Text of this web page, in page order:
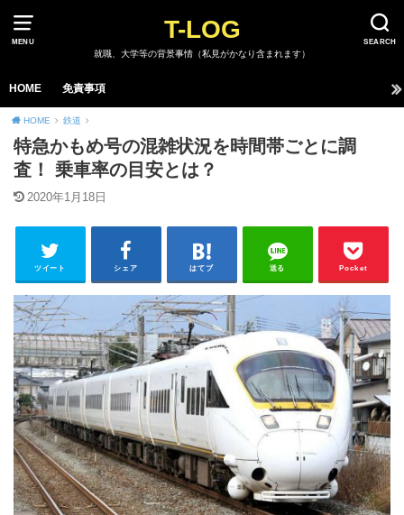
MENU SEARCH
T-LOG
就職、大学等の背景事情（私見がかなり含まれます）
HOME 免責事項
HOME 鉄道
特急かもめ号の混雑状況を時間帯ごとに調
査！ 乗車率の目安とは？
2020年1月18日
ツイート シェア はてブ 送る Pocket